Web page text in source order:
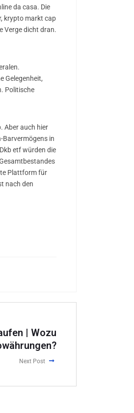
da casa. Die
krypto markt cap
Verge dicht dran.
Gelegenheit,
Politische
Aber auch hier
Barvermögens in
etf würden die
Plattform für
nach den
| Wozu
Next Post